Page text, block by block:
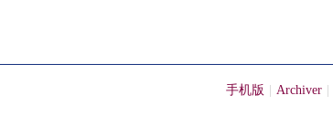
手机版 Archiver